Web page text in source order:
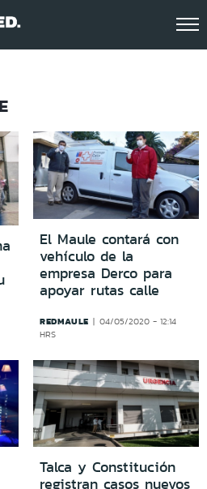
al contenido
El Maule contará con
vehículo de la
empresa Derco para
apoyar rutas calle
REDMAULE
04/05/2020 - 12:14
HRS
Talca y Constitución
registran casos nuevos